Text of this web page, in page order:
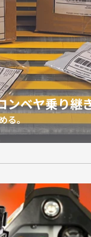
ンベヤ乗り継
る。